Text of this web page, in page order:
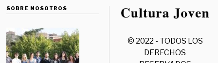
SOBRE NOSOTROS
© 2022 - TODOS LOS
DERECHOS